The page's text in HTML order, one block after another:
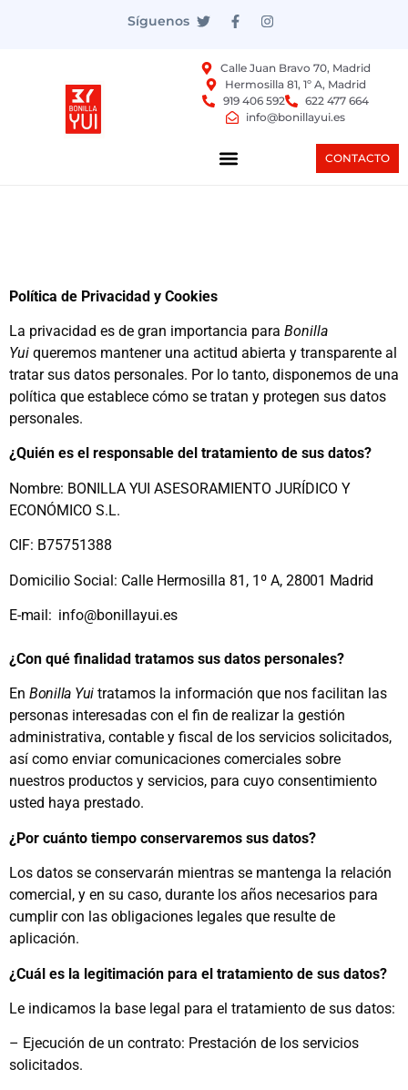
Síguenos
Calle Juan Bravo 70, Madrid
Hermosilla 81, 1º A, Madrid
919 406 592
622 477 664
info@bonillayui.es
CONTACTO
Política de Privacidad y Cookies
La privacidad es de gran importancia para Bonilla
Yui queremos mantener una actitud abierta y transparente al
tratar sus datos personales. Por lo tanto, disponemos de una
política que establece cómo se tratan y protegen sus datos
personales.
¿Quién es el responsable del tratamiento de sus datos?
Nombre: BONILLA YUI ASESORAMIENTO JURÍDICO Y
ECONÓMICO S.L.
CIF: B75751388
Domicilio Social: Calle Hermosilla 81, 1º A, 28001 Madrid
E-mail: info@bonillayui.es
¿Con qué finalidad tratamos sus datos personales?
En Bonilla Yui tratamos la información que nos facilitan las
personas interesadas con el fin de realizar la gestión
administrativa, contable y fiscal de los servicios solicitados,
así como enviar comunicaciones comerciales sobre
nuestros productos y servicios, para cuyo consentimiento
usted haya prestado.
¿Por cuánto tiempo conservaremos sus datos?
Los datos se conservarán mientras se mantenga la relación
comercial, y en su caso, durante los años necesarios para
cumplir con las obligaciones legales que resulte de
aplicación.
¿Cuál es la legitimación para el tratamiento de sus datos?
Le indicamos la base legal para el tratamiento de sus datos:
– Ejecución de un contrato: Prestación de los servicios
solicitados.